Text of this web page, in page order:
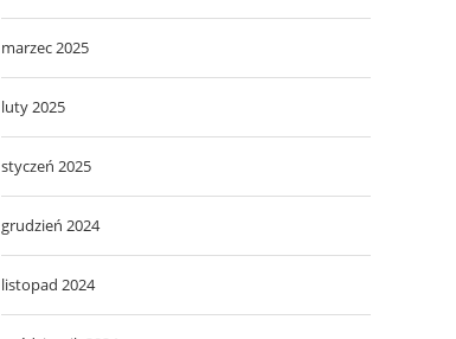
marzec 2025
luty 2025
styczeń 2025
grudzień 2024
listopad 2024